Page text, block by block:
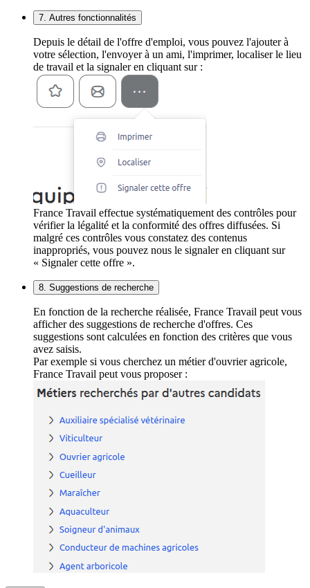
7. Autres fonctionnalités
Depuis le détail de l'offre d'emploi, vous pouvez l'ajouter à
votre sélection, l'envoyer à un ami, l'imprimer, localiser le lieu
de travail et la signaler en cliquant sur :
France Travail effectue systématiquement des contrôles pour
vérifier la légalité et la conformité des offres diffusées. Si
malgré ces contrôles vous constatez des contenus
inappropriés, vous pouvez nous le signaler en cliquant sur
« Signaler cette offre ».
8. Suggestions de recherche
En fonction de la recherche réalisée, France Travail peut vous
afficher des suggestions de recherche d'offres. Ces
suggestions sont calculées en fonction des critères que vous
avez saisis.
Par exemple si vous cherchez un métier d'ouvrier agricole,
France Travail peut vous proposer :